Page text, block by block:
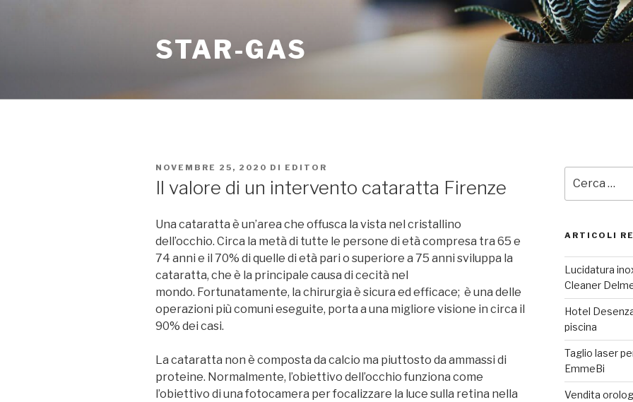
STAR-GAS
PUBBLICATO
NOVEMBRE 25, 2020 DI EDITOR
Il valore di un intervento cataratta Firenze
Una cataratta è un’area che offusca la vista nel cristallino
dell’occhio. Circa la metà di tutte le persone di età compresa tra 65 e
74 anni e il 70% di quelle di età pari o superiore a 75 anni sviluppa la
cataratta, che è la principale causa di cecità nel
mondo. Fortunatamente, la chirurgia è sicura ed efficace; è una delle
operazioni più comuni eseguite, porta a una migliore visione in circa il
90% dei casi.
La cataratta non è composta da calcio ma piuttosto da ammassi di
proteine. Normalmente, l’obiettivo dell’occhio funziona come
l’obiettivo di una fotocamera per focalizzare la luce sulla retina nella
ARTICOLI
Lucidatura
Cleaner
Hotel
piscina
Taglio laser
EmmeBi
Vendita